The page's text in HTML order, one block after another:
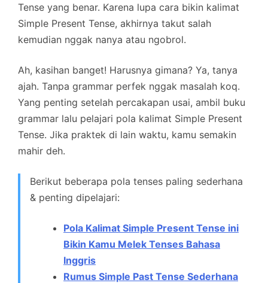
Tense yang benar. Karena lupa cara bikin kalimat
Simple Present Tense, akhirnya takut salah
kemudian nggak nanya atau ngobrol.
Ah, kasihan banget! Harusnya gimana? Ya, tanya
ajah. Tanpa grammar perfek nggak masalah koq.
Yang penting setelah percakapan usai, ambil buku
grammar lalu pelajari pola kalimat Simple Present
Tense. Jika praktek di lain waktu, kamu semakin
mahir deh.
Berikut beberapa pola tenses paling sederhana
& penting dipelajari:
Pola Kalimat Simple Present Tense ini
Bikin Kamu Melek Tenses Bahasa
Inggris
Rumus Simple Past Tense Sederhana